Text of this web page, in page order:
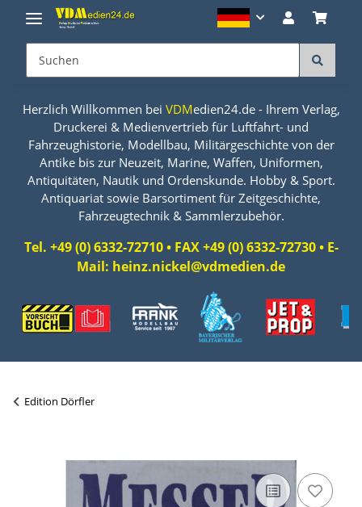
Herzlich Willkommen bei VDMedien24.de - Ihrem Verlag,
Druckerei & Medienvertrieb für Luftfahrt- und
Fahrzeughistorie, Modellbau, Militärgeschichte von der
Antike bis zur Neuzeit, Marine, Waffen, Uniformen,
Antiquitäten, Nautik und Ordenskunde. Hobby & Sport.
Antiquariat sowie Barsortiment für Zeitgeschichte,
Fahrzeugtechnik & Sammlerzubehör.
Tel. +49 (0) 6332-72710 • FAX +49 (0) 6332-72730 • E-
Mail: heinz.nickel@vdmedien.de
Edition Dörfler